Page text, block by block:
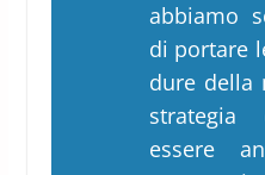
abbiamo
di portare
dure della
essere